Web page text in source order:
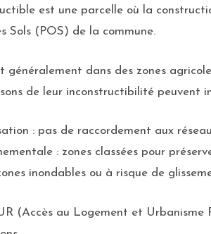
est une parcelle où la
Sols (POS) de la commune.
généralement dans des zones
de leur inconstructibilité peuvent
: pas de raccordement aux
: zones classées pour
inondables ou à risque de
(Accès au Logement et Urbanisme